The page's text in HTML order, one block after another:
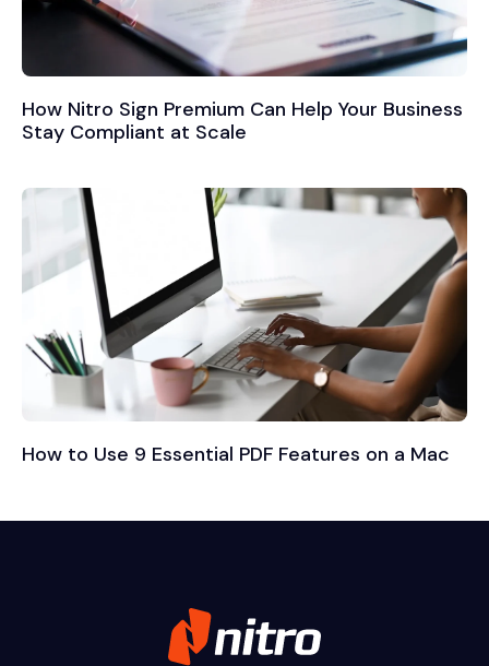
How Nitro Sign Premium Can Help Your Business
Stay Compliant at Scale
How to Use 9 Essential PDF Features on a Mac